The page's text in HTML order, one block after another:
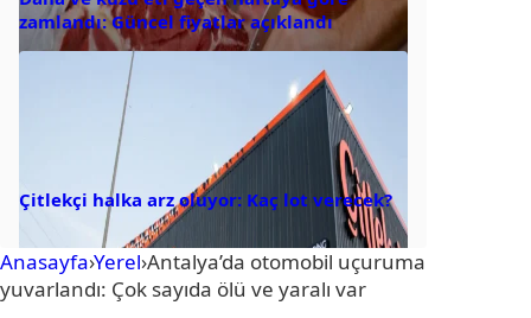
zamlandı: Güncel fiyatlar açıklandı
Çitlekçi halka arz oluyor: Kaç lot verecek?
Anasayfa›Yerel›Antalya’da otomobil uçuruma
yuvarlandı: Çok sayıda ölü ve yaralı var